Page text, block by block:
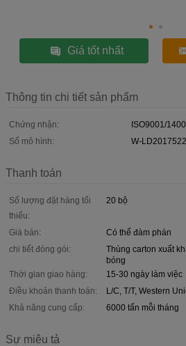
Giá tốt nhất
Thông tin chi tiết sản phẩm
Chứng nhận:
ISO9001/
Số mô hình:
W-
Thanh toán
Số lượng đặt hàng tối
thiểu:
20 bộ
Giá bán:
Có thể đàm phán
chi tiết đóng gói:
Thùng carton xuất
bóng
Thời gian giao hàng:
15-30 ngày làm việc
Điều khoản thanh toán:
L/C, T/T, Western
Khả năng cung cấp:
6000 tấn mỗi tháng
Sự miêu tả